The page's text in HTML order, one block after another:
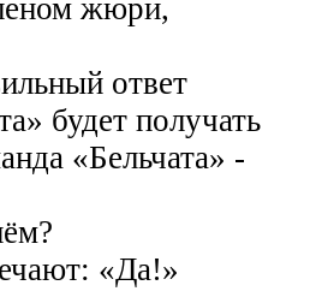
жюри,
ответ
будет получать
«Бельчата» -
«Да!»